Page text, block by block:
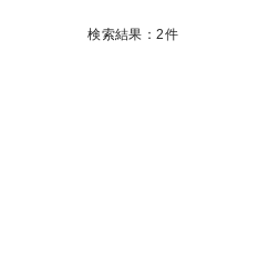
検索結果：2件